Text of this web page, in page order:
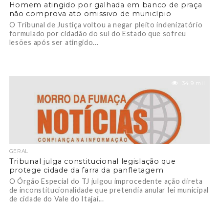
Homem atingido por galhada em banco de praça
não comprova ato omissivo de município
O Tribunal de Justiça voltou a negar pleito indenizatório
formulado por cidadão do sul do Estado que sofreu
lesões após ser atingido...
34.9 mil
GERAL
Tribunal julga constitucional legislação que
protege cidade da farra da panfletagem
O Órgão Especial do TJ julgou improcedente ação direta
de inconstitucionalidade que pretendia anular lei municipal
de cidade do Vale do Itajaí...